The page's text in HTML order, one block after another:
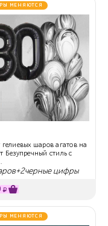
МЕНЯЮТСЯ
гелиевых шаров агатов на
Безупречный стиль с
цифры
₽
МЕНЯЮТСЯ